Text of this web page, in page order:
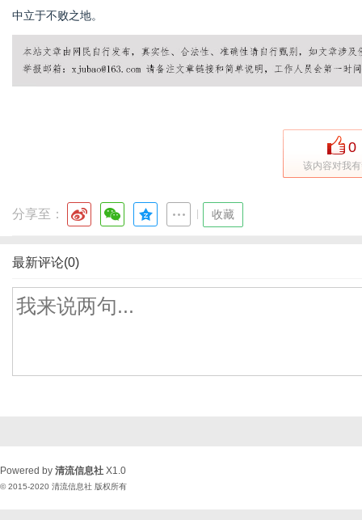
中立于不败之地。
0
该内容对我
分享至： 收藏
最新评论(0)
Powered by 清流信息社 X1.0
© 2015-2020 清流信息社 版权所有